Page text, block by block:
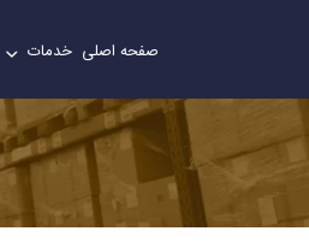
صفحه اصلی خدمات